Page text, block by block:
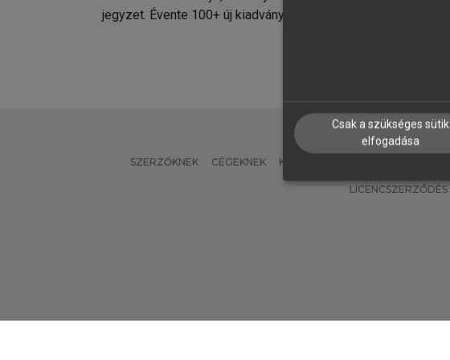
jegyzet. Évente 100+ új kiadvány.
SZERZŐKNEK CÉGEKNEK KÖNYVTÁROSOKNAK
LICENCSZERZŐDÉS
Csak a szükséges sütik
elfogadása